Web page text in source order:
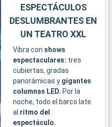
ESPECTÁCULOS
DESLUMBRANTES EN
UN TEATRO XXL
Vibra con shows
espectaculares: tres
cubiertas, gradas
panorámicas y gigantes
columnas LED. Por la
noche, todo el barco late
al ritmo del
espectáculo.